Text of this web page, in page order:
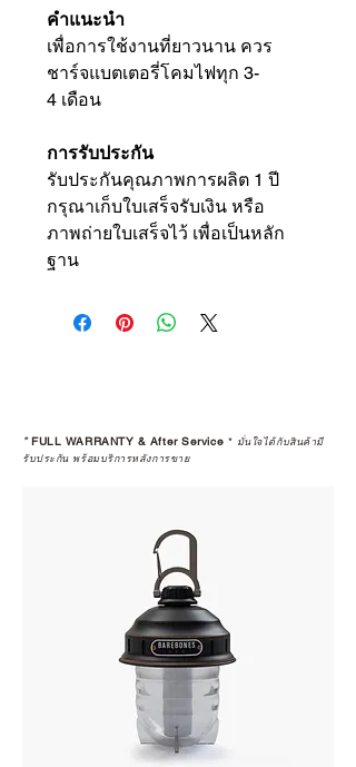
คำแนะนำ
เพื่อการใช้งานที่ยาวนาน ควร
ชาร์จแบตเตอรี่โคมไฟทุก 3-
4 เดือน
การรับประกัน
รับประกันคุณภาพการผลิต 1 ปี
กรุณาเก็บใบเสร็จรับเงิน หรือ
ภาพถ่ายใบเสร็จไว้ เพื่อเป็นหลัก
ฐาน
*FULL WARRANTY & After Service * มั่นใจได้กับสินค้ามี
รับประกัน พร้อมบริการหลังการขาย